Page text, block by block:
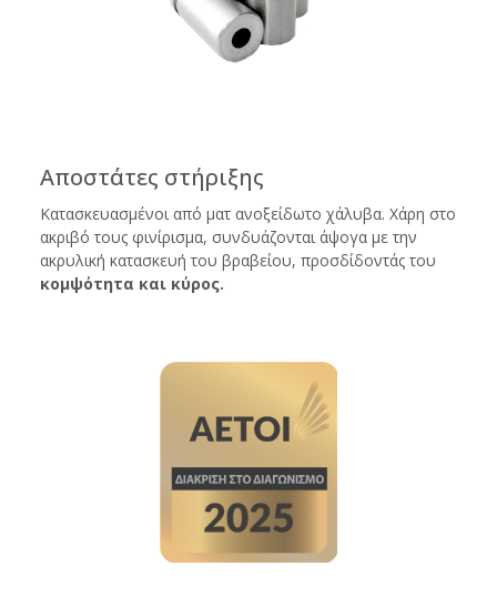
Αποστάτες στήριξης
Κατασκευασμένοι από ματ ανοξείδωτο χάλυβα. Χάρη στο
ακριβό τους φινίρισμα, συνδυάζονται άψογα με την
ακρυλική κατασκευή του βραβείου, προσδίδοντάς του
κομψότητα και κύρος.